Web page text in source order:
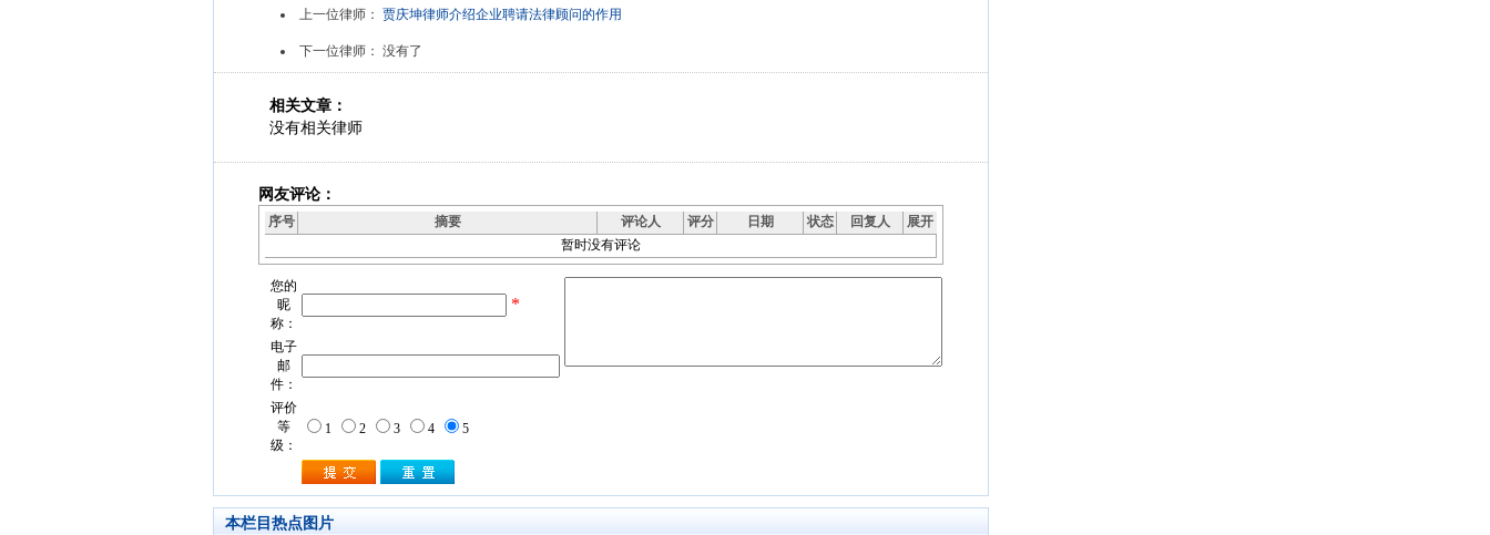
上一位律师： 贾庆坤律师介绍企业聘请法律顾问的作用
下一位律师： 没有了
相关文章：
没有相关律师
网友评论：
序号 摘要 评论人 评分 日期 状态 回复人
展开
暂时没有评论
本栏目热点图片